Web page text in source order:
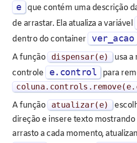
e
que contém uma descrição
de arrastar. Ela atualiza a variável
dentro do container
ver_acao
A função
dispensar( e)
usa a
controle
e.control para
coluna. controls . remove( e.
A função
atualizar( e)
direção e insere texto
arrasto a cada momento,